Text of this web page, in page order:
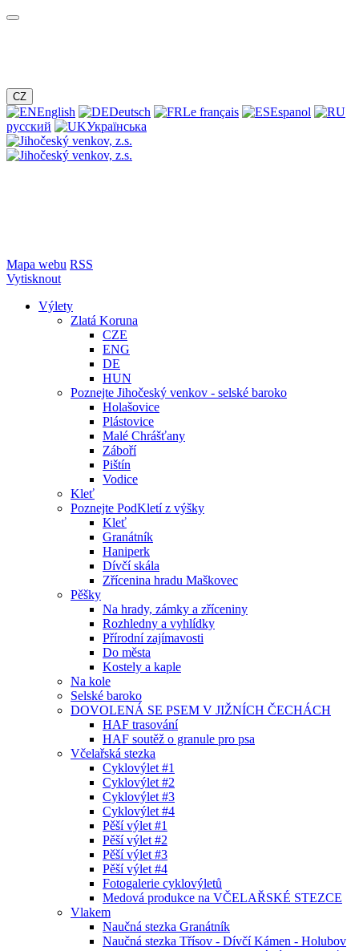
CZ
English Deutsch Le français
Espanol
русский
Українська
Mapa webu RSS
Vytisknout
Výlety
Zlatá Koruna
CZE
ENG
DE
HUN
Poznejte Jihočeský venkov - selské baroko
Holašovice
Plástovice
Malé Chrášťany
Záboří
Pištín
Vodice
Kleť
Poznejte PodKletí z výšky
Kleť
Granátník
Haniperk
Dívčí skála
Zřícenina hradu Maškovec
Pěšky
Na hrady, zámky a zříceniny
Rozhledny a vyhlídky
Přírodní zajímavosti
Do města
Kostely a kaple
Na kole
Selské baroko
DOVOLENÁ SE PSEM V JIŽNÍCH ČECHÁCH
HAF trasování
HAF soutěž o granule pro psa
Včelařská stezka
Cyklovýlet #1
Cyklovýlet #2
Cyklovýlet #3
Cyklovýlet #4
Pěší výlet #1
Pěší výlet #2
Pěší výlet #3
Pěší výlet #4
Fotogalerie cyklovýletů
Medová produkce na VČELAŘSKÉ STEZCE
Vlakem
Naučná stezka Granátník
Naučná stezka Třísov - Dívčí Kámen - Holubov